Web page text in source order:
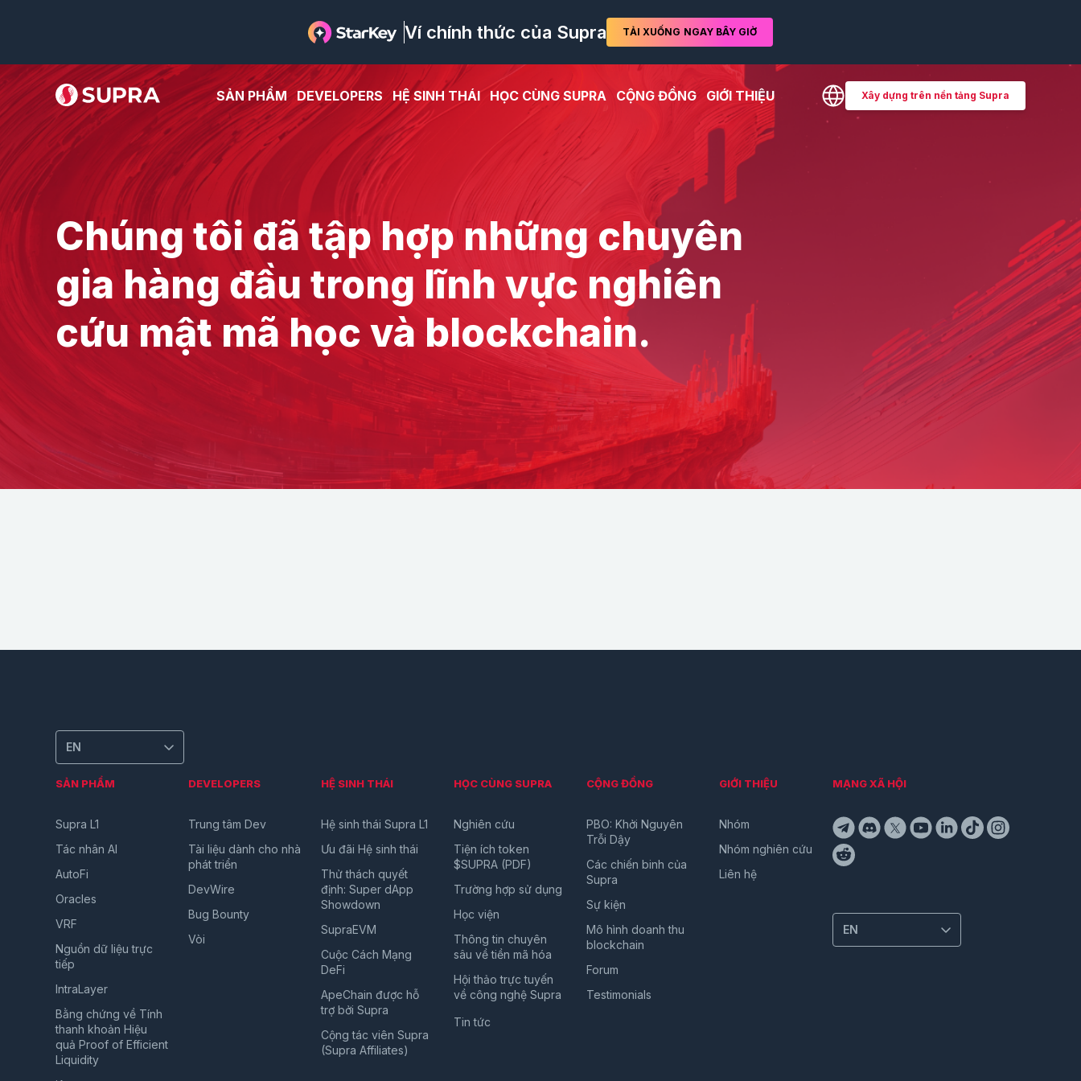
Ví chính thức của Supra TẢI XUỐNG NGAY BÂY GIỜ
SẢN PHẨM DEVELOPERS HỆ SINH THÁI HỌC CÙNG SUPRA CỘNG ĐỒNG GIỚI THIỆU Xây dựng trên nền tảng Supra
Chúng tôi đã tập hợp những chuyên
gia hàng đầu trong lĩnh vực nghiên
cứu mật mã học và blockchain.
EN
SẢN PHẨM
Supra L1
Tác nhân AI
AutoFi
Oracles
VRF
Nguồn dữ liệu trực
tiếp
IntraLayer
Bằng chứng về Tính
thanh khoản Hiệu
quả Proof of Efficient
Liquidity
DEVELOPERS
Trung tâm Dev
Tài liệu dành cho nhà
phát triển
DevWire
Bug Bounty
Vòi
HỆ SINH THÁI
Hệ sinh thái Supra L1
Ưu đãi Hệ sinh thái
Thử thách quyết
định: Super dApp
Showdown
SupraEVM
Cuộc Cách Mạng
DeFi
ApeChain được hỗ
trợ bởi Supra
Cộng tác viên Supra
(Supra Affiliates)
HỌC CÙNG SUPRA
Nghiên cứu
Tiện ích token
$SUPRA (PDF)
Trường hợp sử dụng
Học viện
Thông tin chuyên
sâu về tiền mã hóa
Hội thảo trực tuyến
về công nghệ Supra
Tin tức
CỘNG ĐỒNG
PBO: Khởi Nguyên
Trỗi Dậy
Các chiến binh của
Supra
Sự kiện
Mô hình doanh thu
blockchain
Forum
Testimonials
GIỚI THIỆU
Nhóm
Nhóm nghiên cứu
Liên hệ
MẠNG XÃ HỘI
EN